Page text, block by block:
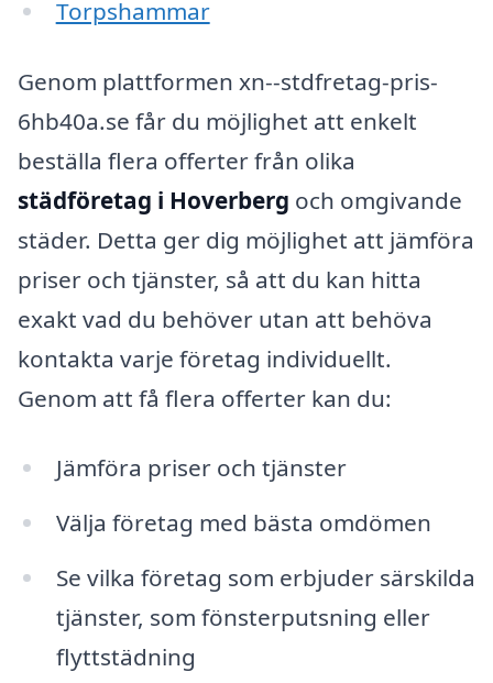
Torpshammar
Genom plattformen xn--stdfretag-pris-
6hb40a.se får du möjlighet att enkelt
beställa flera offerter från olika
städföretag i Hoverberg och omgivande
städer. Detta ger dig möjlighet att jämföra
priser och tjänster, så att du kan hitta
exakt vad du behöver utan att behöva
kontakta varje företag individuellt.
Genom att få flera offerter kan du:
Jämföra priser och tjänster
Välja företag med bästa omdömen
Se vilka företag som erbjuder särskilda
tjänster, som fönsterputsning eller
flyttstädning